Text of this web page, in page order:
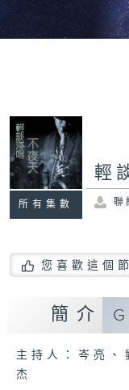
所有集數
輕
聯
您喜歡這個
簡介
主持人：岑亮、
杰